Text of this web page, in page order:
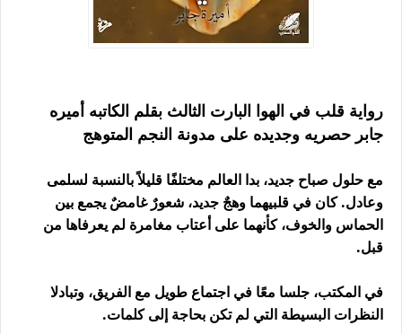
رواية قلب في الهوا البارت الثالث بقلم الكاتبه أميره
جابر حصريه وجديده على مدونة النجم المتوهج
مع حلول صباح جديد، بدا العالم مختلفًا قليلاً بالنسبة لسلمى
وعادل. كان في قلبيهما وهجٌ جديد، شعورٌ غامضٌ يجمع بين
الحماس والخوف، كأنهما على أعتاب مغامرة لم يعرفاها من
قبل.
في المكتب، جلسا معًا في اجتماع طويل مع الفريق، وتبادلا
النظرات البسيطة التي لم تكن بحاجة إلى كلمات.